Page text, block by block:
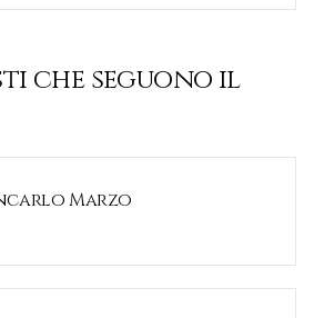
che seguono il
Marzo